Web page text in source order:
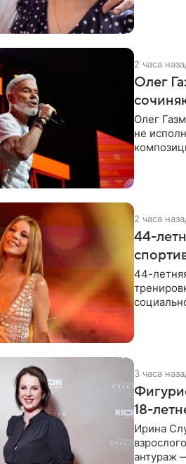
2 часа
Олег
Олег
не
2 часа
44-
44-
3 часа
18-
Ирина
антураж